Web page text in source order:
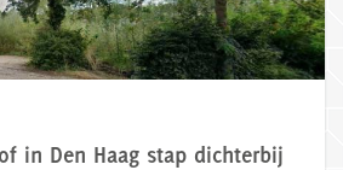
in Den Haag stap dichterbij